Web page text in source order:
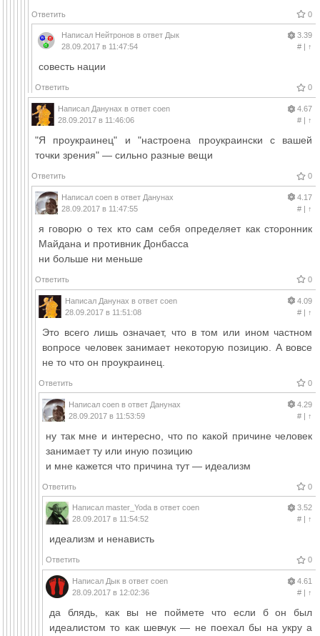
Ответить 0
Написал Нейтронов в ответ Дык
28.09.2017 в 11:47:54
3.39
#| ↑
совесть нации
Ответить 0
Написал Данунах в ответ coen
28.09.2017 в 11:46:06
4.67
#| ↑
"Я проукраинец" и "настроена проукраински с вашей
точки зрения" — сильно разные вещи
Ответить 0
Написал coen в ответ Данунах
28.09.2017 в 11:47:55
4.17
#| ↑
я говорю о тех кто сам себя определяет как сторонник
Майдана и противник Донбасса
ни больше ни меньше
Ответить 0
Написал Данунах в ответ coen
28.09.2017 в 11:51:08
4.09
#| ↑
Это всего лишь означает, что в том или ином частном
вопросе человек занимает некоторую позицию. А вовсе
не то что он проукраинец.
Ответить 0
Написал coen в ответ Данунах
28.09.2017 в 11:53:59
4.29
#| ↑
ну так мне и интересно, что по какой причине человек
занимает ту или иную позицию
и мне кажется что причина тут — идеализм
Ответить 0
Написал master_Yoda в ответ coen
28.09.2017 в 11:54:52
3.52
#| ↑
идеализм и ненависть
Ответить 0
Написал Дык в ответ coen
28.09.2017 в 12:02:36
4.61
#| ↑
да блядь, как вы не поймете что если б он был
идеалистом то как шевчук — не поехал бы на укру а